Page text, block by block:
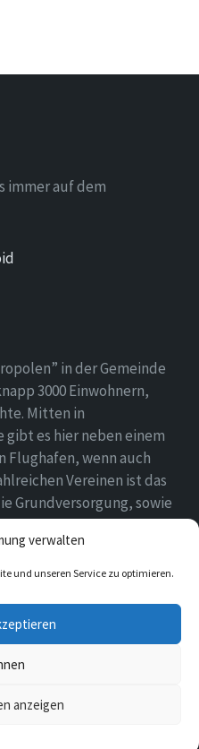
verwalten
und unseren Service zu optimieren.
anzeigen
immer auf dem
in der Gemeinde
3000 Einwohnern,
Mitten in
gibt es hier neben einem
Flughafen, wenn auch
Vereinen ist das
Grundversorgung, sowie
gehören zum